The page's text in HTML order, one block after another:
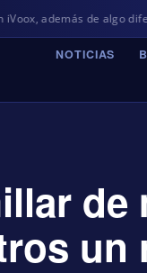
de algo diferente en
NOTICIAS
un